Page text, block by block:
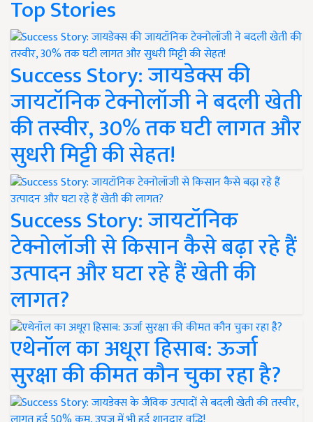
Top Stories
Success Story: जायडेक्स की
जायटॉनिक टेक्नोलॉजी ने बदली खेती
की तस्वीर, 30% तक घटी लागत और
सुधरी मिट्टी की सेहत!
Success Story: जायटॉनिक
टेक्नोलॉजी से किसान कैसे बढ़ा रहे हैं
उत्पादन और घटा रहे हैं खेती की
लागत?
एथेनॉल का अधूरा हिसाब: ऊर्जा
सुरक्षा की कीमत कौन चुका रहा है?